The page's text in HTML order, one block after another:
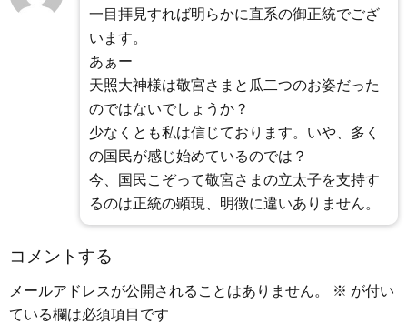
一目拝見すれば明らかに直系の御正統でござ
います。
あぁー
天照大神様は敬宮さまと瓜二つのお姿だった
のではないでしょうか？
少なくとも私は信じております。いや、多く
の国民が感じ始めているのでは？
今、国民こぞって敬宮さまの立太子を支持す
るのは正統の顕現、明徴に違いありません。
コメントする
メールアドレスが公開されることはありません。 ※ が付い
ている欄は必須項目です